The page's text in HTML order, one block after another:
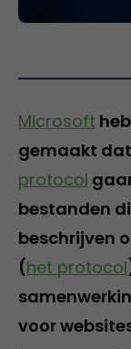
Microsoft
gemaakt
protocol
bestanden
beschrijven
(het protocol
voor